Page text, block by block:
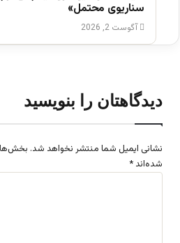
سناریوی محتمل»
آگوست 2, 2026
دیدگاهتان را بنویسید
نشانی ایمیل شما منتشر نخواهد شد.
شده‌اند *